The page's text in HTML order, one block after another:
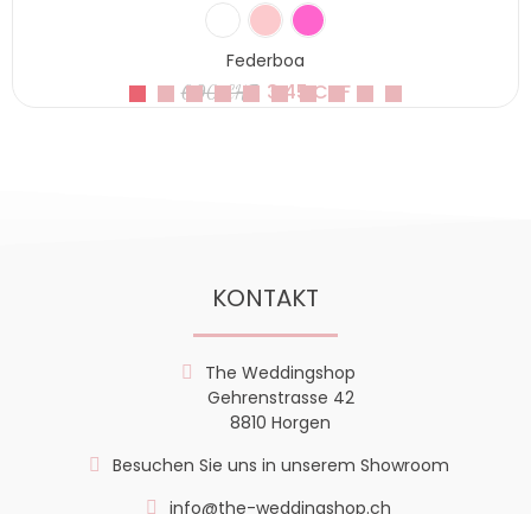
Federboa
6,90 CHF 3,45 CHF
KONTAKT
The Weddingshop
Gehrenstrasse 42
8810 Horgen
Besuchen Sie uns in unserem Showroom
info@the-weddingshop.ch